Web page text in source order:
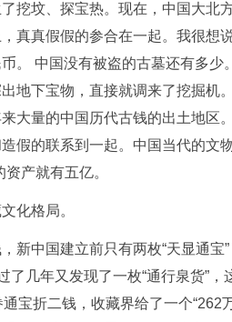
挖坟、探宝热。现在，中国大北
真真假假的参合在一起。我很想
。 中国没有被盗的古墓还有多少
地下宝物，直接就调来了挖掘机
大量的中国历代古钱的出土地区
假的联系到一起。中国当代的文
产就有五亿。
化格局。
中国建立前只有两枚“天显通宝”
了几年又发现了一枚“通行泉货”，
宝折二钱，收藏界给了一个“262